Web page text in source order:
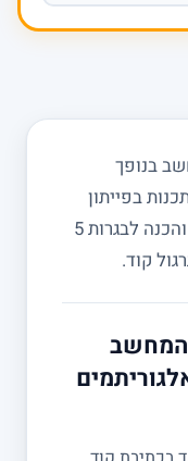
בנופך
בפייתון
וגאווה, מבני נתונים, אלגוריתמים והכנה לבגרות 5
קוד.
המחשב